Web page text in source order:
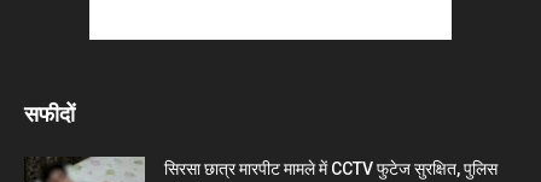
सफीदों
सिरसा छात्र मारपीट मामले में CCTV फुटेज सुरक्षित, पुलिस